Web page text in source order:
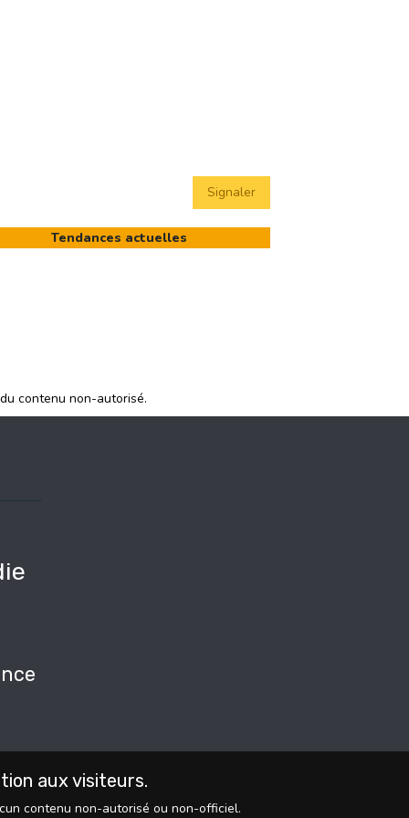
Signaler
Tendances actuelles
contenu non-autorisé.
aux visiteurs.
contenu non-autorisé ou non-officiel.